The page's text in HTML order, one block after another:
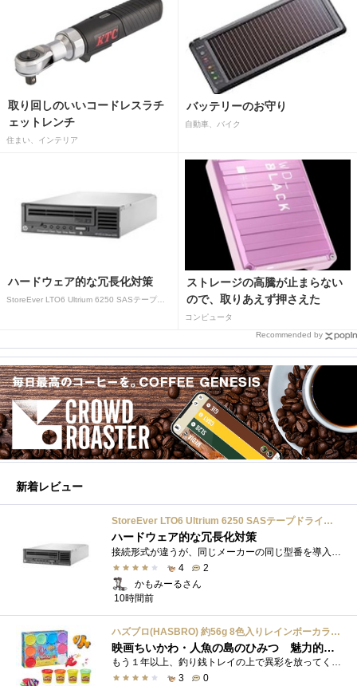
取り回しのいいコードレスラチ
ェットレンチ
住まい、インテリア
バッテリーのお守り
自動車、バイク
ハードウェア的な冗長化対策
ストレージの高騰が止まらない
ので、取りあえず押さえた
コンピュータ
Recommended by
新着レビュー
StoreEver LTO6 Ultrium 6250 SASテープドライブ(内蔵型)
ハードウェア的な冗長化対策
接続形式が違うが、同じメーカーの同じ型番を導入しています。製品としてのレビューは下記の方で行っています。いざ使おうとしたときに故障�...
4
2
かもみーるさん
10時間前
ハズブロ(HASBRO) 約56g 8色入りレインボーカラーのプレイ・ドー、新学期用品、2才以上のプリスクールの子供向け、子供向けのアート&クラフト 粘土 ねんど、こどもの日、子供の日プレゼント
映画ちいかわ・人魚の島のひみつ 魅力的なビラン：セイレーンを造ってみた
もう１年以上、釣り銭トレイの上で異彩を放ってくれたミャクミャクのマグネット 映画ちいかわ人魚の島のひみつを鑑賞後、素敵なビランのセイ...
3
0